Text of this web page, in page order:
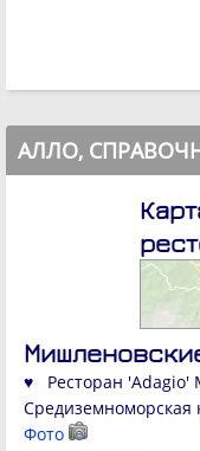
АЛЛО,
♥ Ресторан 'Adagio'
Средиземноморская
Фото